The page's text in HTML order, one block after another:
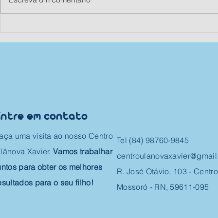
importantes do dia de
como
em contato
uma visita ao nosso Centro
Xavier. Vamos trabalhar
para obter os melhores
para o seu filho!
Tel (84) 98760-9845
R. José Otávio, 103 -
Mossoró - RN, 59611-095